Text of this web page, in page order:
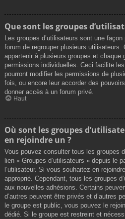
Que sont les groupes
Les groupes d’utilisateurs sont une
forum de regrouper plusieurs utilisateurs.
appartenir à plusieurs groupes et chaque
permissions individuelles. Ceci facilite
pourront modifier les permissions de
fois, ou encore leur accorder des
donner accès à un forum privé.
Haut
Où sont les groupes
en rejoindre un ?
Vous pouvez consulter tous les groupes
lien « Groupes d’utilisateurs » depuis le
l’utilisateur. Si vous souhaitez en
approprié. Cependant, tous les groupes
aux nouvelles adhésions. Certains
d’autres peuvent être privés et d’autres
le groupe est public, vous pouvez le
dédié. Si le groupe est restreint et